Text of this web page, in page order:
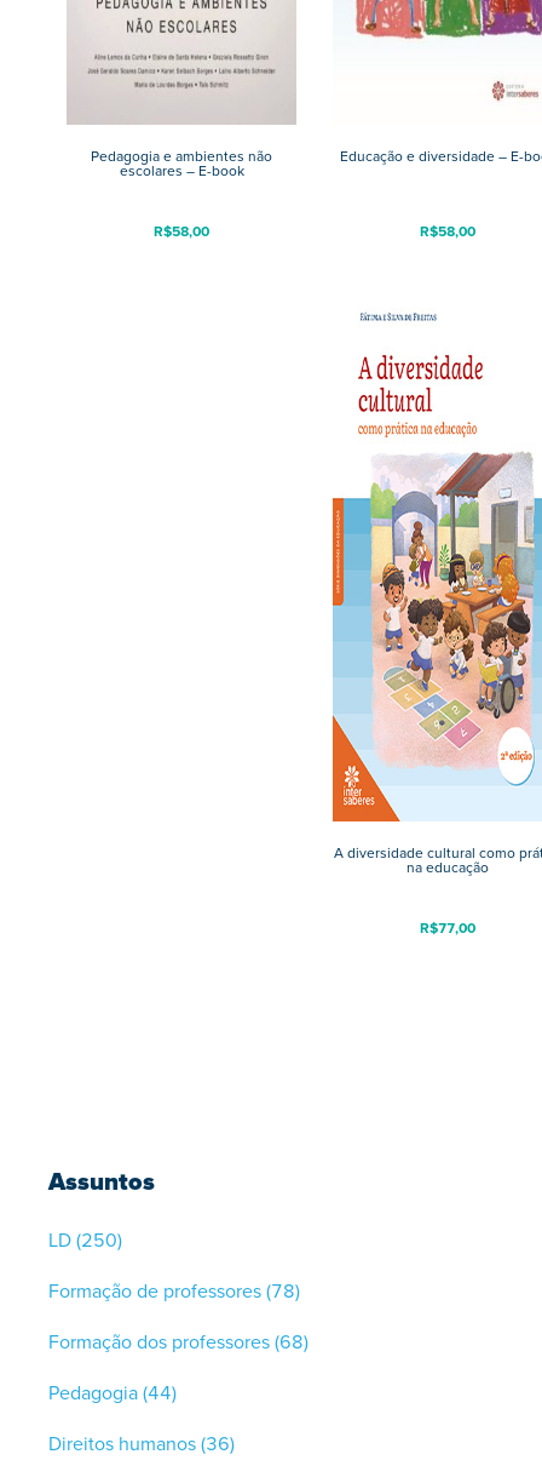
Assuntos
LD(250)
Formação de professores(78)
Formação dos professores(68)
Pedagogia(44)
Direitos humanos(36)
Educação e diversidade – E-
R$58,00
Pedagogia e ambientes não
escolares – E-book
R$58,00
A diversidade cultural como
na educação
R$77,00